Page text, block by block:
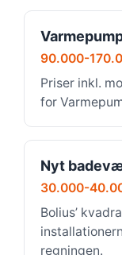
90.000-
Priser inkl.
for
Nyt
30.000-
Bolius’
regningen.